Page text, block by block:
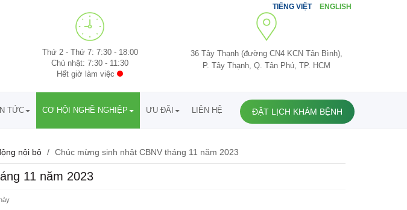
TIẾNG VIỆT ENGLISH
Thứ 2 - Thứ 7: 7:30 - 18:00
Chủ nhật: 7:30 - 11:30
Hết giờ làm việc
36 Tây Thạnh (đường CN4 KCN Tân Bình),
P. Tây Thạnh, Q. Tân Phú, TP. HCM
TỨC CƠ HỘI NGHỀ NGHIỆP ƯU ĐÃI LIÊN HỆ ĐẶT LỊCH KHÁM BỆNH
nội bộ / Chúc mừng sinh nhật CBNV tháng 11 năm 2023
11 năm 2023